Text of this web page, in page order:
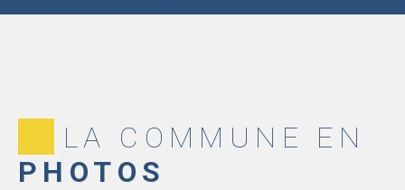
LA COMMUNE EN
PHOTOS